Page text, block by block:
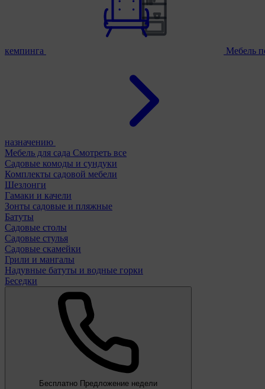
кемпинга Мебель
назначению
Мебель для сада Смотреть все
Садовые комоды и сундуки
Комплекты садовой мебели
Шезлонги
Гамаки и качели
Зонты садовые и пляжные
Батуты
Садовые столы
Садовые стулья
Садовые скамейки
Грили и мангалы
Надувные батуты и водные горки
Беседки
Бесплатно Предложение недели